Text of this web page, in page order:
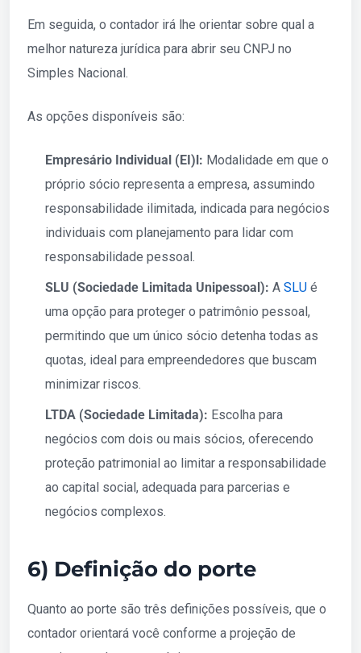
Em seguida, o contador irá lhe orientar sobre qual a
melhor natureza jurídica para abrir seu CNPJ no
Simples Nacional.
As opções disponíveis são:
Empresário Individual (EI)l: Modalidade em que o
próprio sócio representa a empresa, assumindo
responsabilidade ilimitada, indicada para negócios
individuais com planejamento para lidar com
responsabilidade pessoal.
SLU (Sociedade Limitada Unipessoal): A SLU é
uma opção para proteger o patrimônio pessoal,
permitindo que um único sócio detenha todas as
quotas, ideal para empreendedores que buscam
minimizar riscos.
LTDA (Sociedade Limitada): Escolha para
negócios com dois ou mais sócios, oferecendo
proteção patrimonial ao limitar a responsabilidade
ao capital social, adequada para parcerias e
negócios complexos.
6) Definição do porte
Quanto ao porte são três definições possíveis, que o
contador orientará você conforme a projeção de